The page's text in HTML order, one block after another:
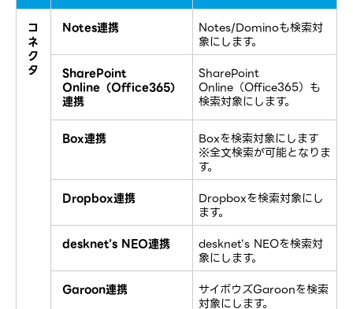
コ
ネ
ク
タ
Notes連携
Notes/Dominoも検索対
象にします。
SharePoint
Online（Office365）
連携
SharePoint
Online（Office365）も
検索対象にします。
Box連携
Boxを検索対象にします
※全文検索が可能となりま
す。
Dropbox連携
Dropboxを検索対象にし
ます。
desknet’s NEO連携
desknet’s NEOを検索対
象にします。
Garoon連携
サイボウズGaroonを検索
対象にします。